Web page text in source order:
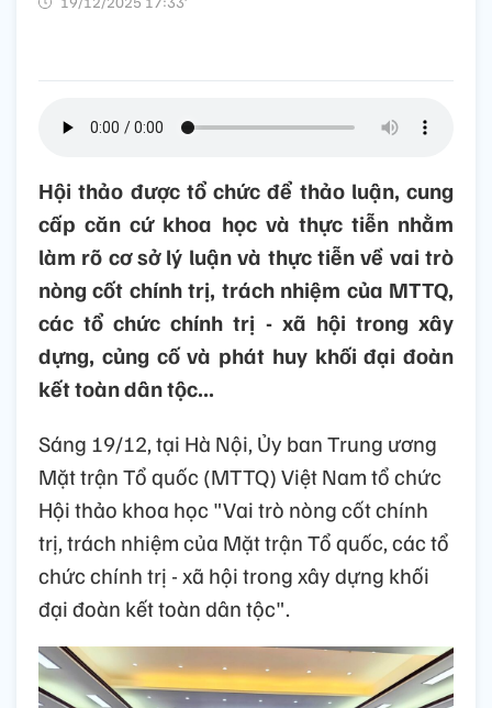
Hội thảo được tổ chức để thảo luận, cung
cấp căn cứ khoa học và thực tiễn nhằm
làm rõ cơ sở lý luận và thực tiễn về vai trò
nòng cốt chính trị, trách nhiệm của MTTQ,
các tổ chức chính trị - xã hội trong xây
dựng, củng cố và phát huy khối đại đoàn
kết toàn dân tộc...
Sáng 19/12, tại Hà Nội, Ủy ban Trung ương
Mặt trận Tổ quốc (MTTQ) Việt Nam tổ chức
Hội thảo khoa học "Vai trò nòng cốt chính
trị, trách nhiệm của Mặt trận Tổ quốc, các tổ
chức chính trị - xã hội trong xây dựng khối
đại đoàn kết toàn dân tộc".